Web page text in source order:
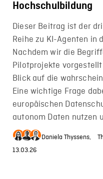
Hochschulbildung
Dieser Beitrag ist der
Reihe zu KI-Agenten in
Nachdem wir die
Pilotprojekte
Blick auf die
Eine wichtige Frage
europäischen
autonom Daten nutzen
Daniela Thyssens,
13.03.26